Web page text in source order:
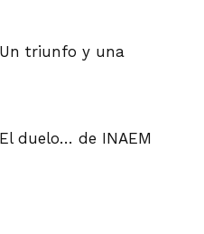
triunfo y una
duelo… de INAEM